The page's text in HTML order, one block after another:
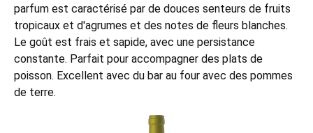
parfum est caractérisé par de douces senteurs de fruits
tropicaux et d'agrumes et des notes de fleurs blanches.
Le goût est frais et sapide, avec une persistance
constante. Parfait pour accompagner des plats de
poisson. Excellent avec du bar au four avec des pommes
de terre.